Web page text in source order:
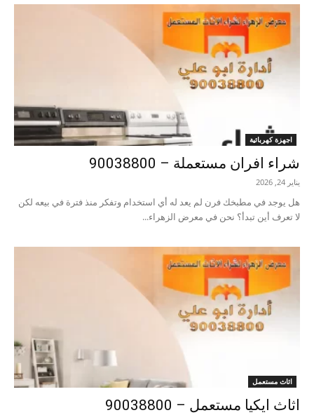
اجهزة كهربائية
شراء افران مستعملة – 90038800
يناير 24, 2026
هل يوجد في مطبخك فرن لم يعد له أي استخدام وتفكر منذ فترة في بيعه لكن
لا تعرف أين تبدأ؟ نحن في معرض الزهراء...
اثاث مستعمل
اثاث ايكيا مستعمل – 90038800